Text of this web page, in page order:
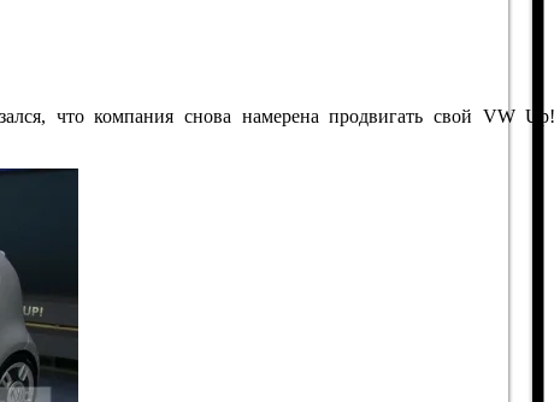
что компания снова намерена продвигать свой VW